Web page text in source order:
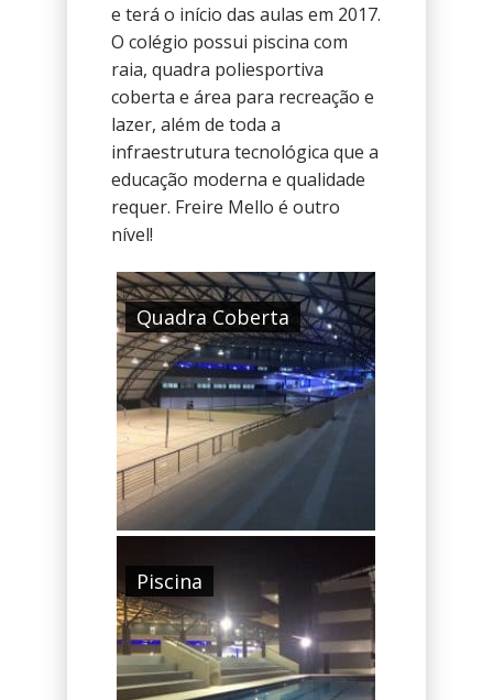
e terá o início das aulas em 2017.
O colégio possui piscina com
raia, quadra poliesportiva
coberta e área para recreação e
lazer, além de toda a
infraestrutura tecnológica que a
educação moderna e qualidade
requer. Freire Mello é outro
nível!
Quadra Coberta
Piscina